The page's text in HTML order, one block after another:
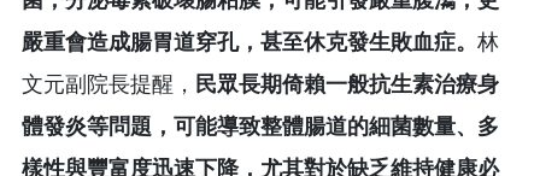
嚴重會造成腸胃道穿孔，甚至休克發生敗血症。 林
文元副院長提醒， 民眾長期倚賴一般抗生素治療身
體發炎等問題，可能導致整體腸道的細菌數量、多
樣性與豐富度迅速下降，尤其對於缺乏維持健康必